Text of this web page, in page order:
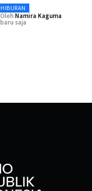
HIBURAN
Oleh Namira Kaguma
baru saja